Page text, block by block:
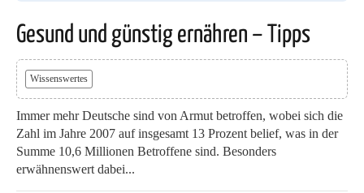
Gesund und günstig ernähren – Tipps
Wissenswertes
Immer mehr Deutsche sind von Armut betroffen, wobei sich die
Zahl im Jahre 2007 auf insgesamt 13 Prozent belief, was in der
Summe 10,6 Millionen Betroffene sind. Besonders
erwähnenswert dabei...